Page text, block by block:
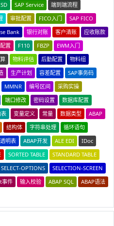
SAP Service
端到端流程
审批配置 FICO入门
SAP FICO
Bank 银行对账 客户清账
应收账款
置 F110 FBZP
EWM入门
物料评估 后勤配置
物料组
生产计划 容差配置
SAP事务码
MMNR 编号区间
采购实操
端口修改 密码设置
数据库配置
表 变量定义 常量 数据类型
ABAP
结构体 字符串处理
循环语句
透明表 ABAP开发 ALE EDI
IDoc
SORTED TABLE
STANDARD TABLE
SELECT-OPTIONS
SELECTION-SCREEN
事件 输入校验 ABAP SQL
ABAP语法